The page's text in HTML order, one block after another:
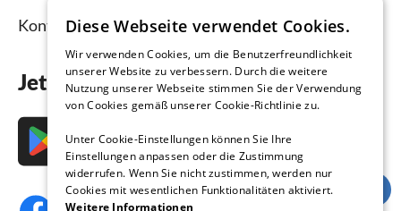
Kontakt
Jetzt die App downloaden
Diese Webseite verwendet Cookies.
Wir verwenden Cookies, um die Benutzerfreundlichkeit
unserer Website zu verbessern. Durch die weitere
Nutzung unserer Webseite stimmen Sie der Verwendung
von Cookies gemäß unserer Cookie-Richtlinie zu.
Unter Cookie-Einstellungen können Sie Ihre
Einstellungen anpassen oder die Zustimmung
widerrufen. Wenn Sie nicht zustimmen, werden nur
Cookies mit wesentlichen Funktionalitäten aktiviert.
Weitere Informationen